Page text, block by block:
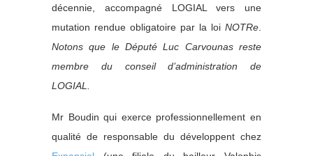
décennie, accompagné LOGIAL vers une
mutation rendue obligatoire par la loi NOTRe
Notons que le Député Luc Carvounas reste
membre du conseil d’administration de
LOGIAL.
Mr Boudin qui exerce professionnellement en
qualité de responsable du développent chez